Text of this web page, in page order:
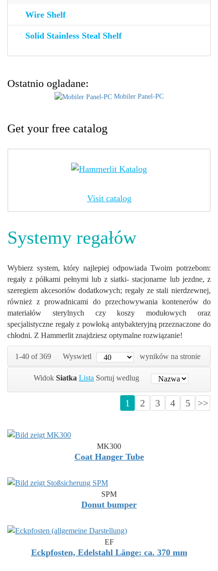
Wire Shelf
Solid Stainless Steal Shelf
Ostatnio ogladane:
Mobiler Panel-PC
Get your free catalog
Visit catalog
Systemy regałów
Wybierz system, który najlepiej odpowiada Twoim potrzebom:
regały z półkami pełnymi lub z siatki- stacjonarne lub jezdne, z
szeregiem akcesoriów dodatkowych; regały ze stali nierdzewnej,
również z prowadnicami do przechowywania kontenerów do
materiałów sterylnych czy koszy modułowych oraz
specjalistyczne regały z powłoką antybakteryjną przeznaczone do
chłodni. Z Hammerlit znajdziesz optymalne rozwiązanie!
1-40 of 369 Wyswietl wyników na stronie
Widok Siatka Lista Sortuj wedlug
1 2 3 4 5 >>
MK300
Coat Hanger Tube
SPM
Donut bumper
EF
Eckpfosten, Edelstahl Länge: ca. 370 mm